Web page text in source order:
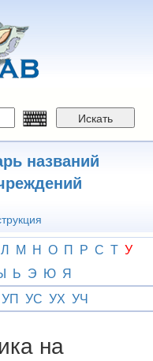
Искать
названий
Л М Н О П Р С Т У
Ь Э Ю Я
УП УС УХ УЧ
на